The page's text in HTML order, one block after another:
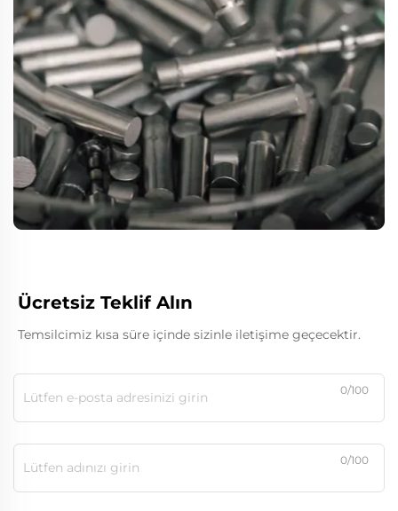
Ücretsiz Teklif Alın
Temsilcimiz kısa süre içinde sizinle iletişime geçecektir.
0/100
0/100